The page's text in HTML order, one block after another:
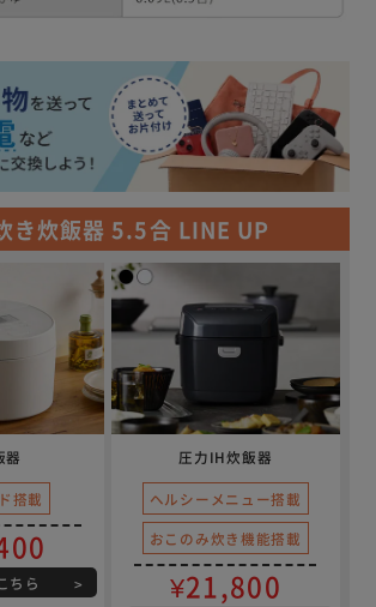
き炊飯器 5.5合 LINE UP
器
搭載
ちら
圧力IH炊飯器
ヘルシーメニュー搭載
おこのみ炊き機能搭載
¥21,800